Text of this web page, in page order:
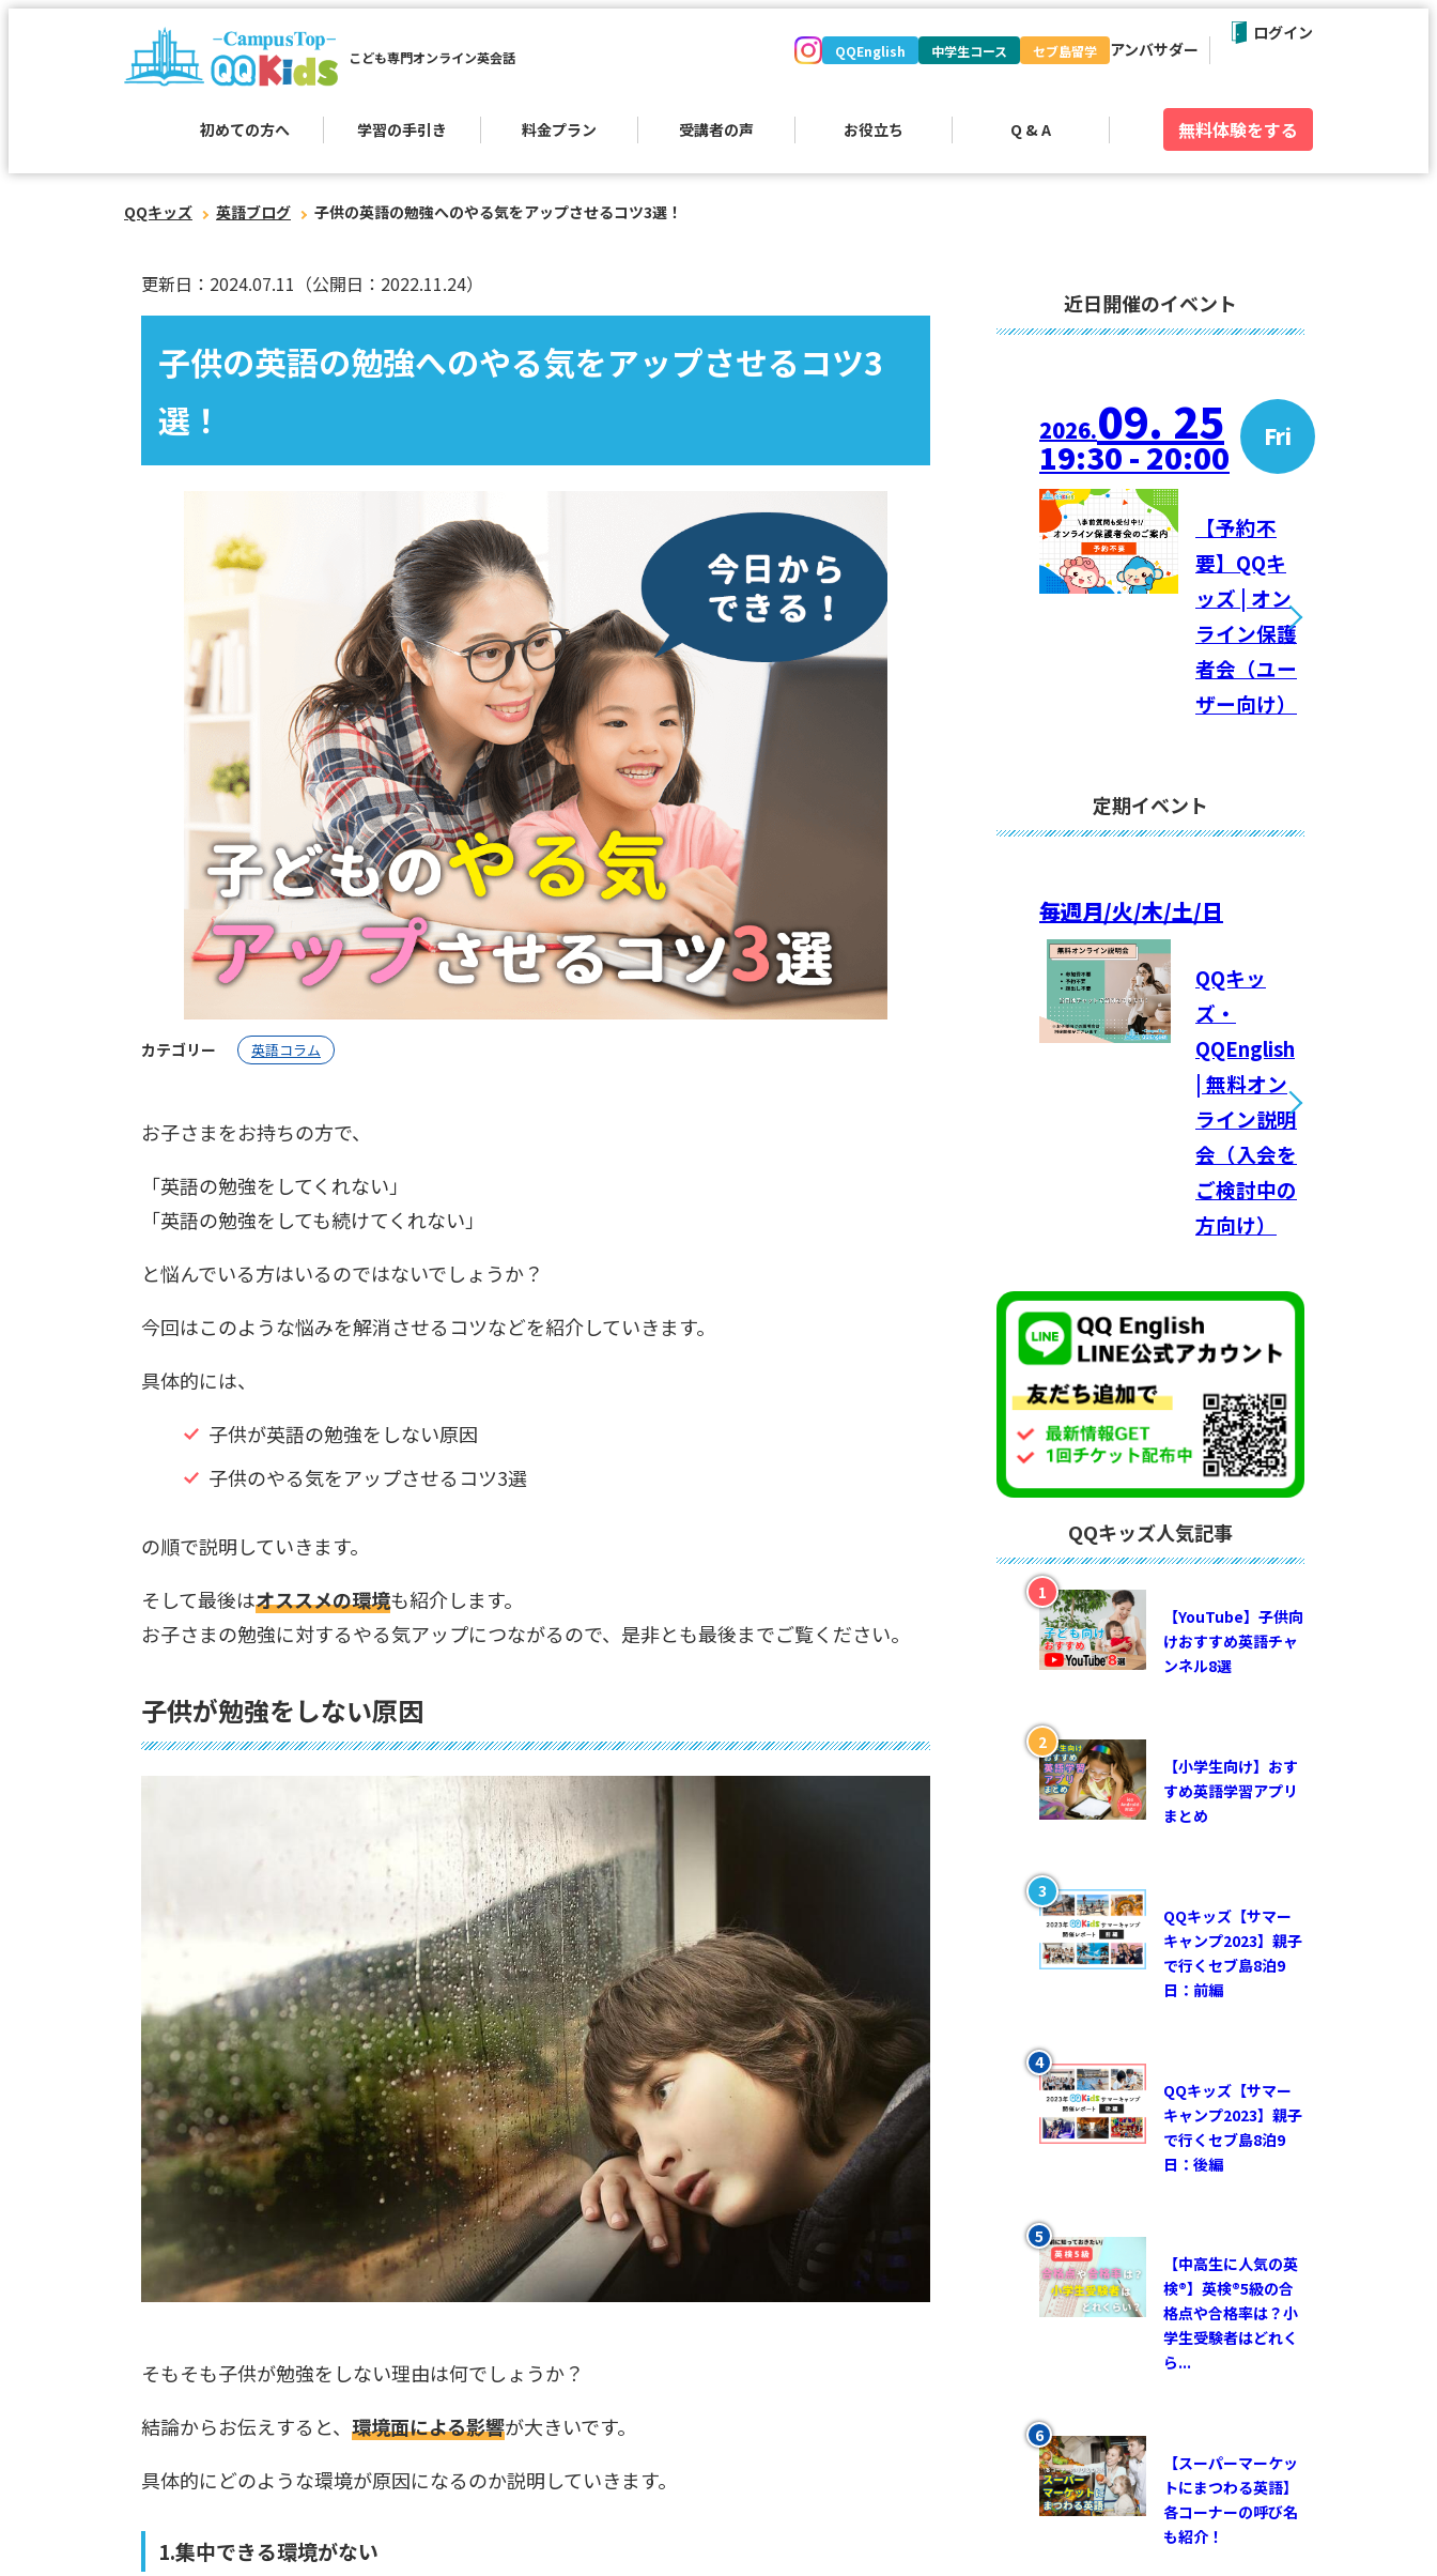
こども専門オンライン英会話
初めての方へ 学習の手引き 料金プラン 受講者の声 お役立ち Q & A
QQEnglish 中学生コース セブ島留学 アンバサダー
無料体験をする
ログイン
QQキッズ 英語ブログ 子供の英語の勉強へのやる気をアップさせるコツ3選！
更新日：2024.07.11 （公開日：2022.11.24）
子供の英語の勉強へのやる気をアップさせるコツ3
選！
カテゴリー 英語コラム
お子さまをお持ちの方で、
「英語の勉強をしてくれない」
「英語の勉強をしても続けてくれない」
と悩んでいる方はいるのではないでしょうか？
今回はこのような悩みを解消させるコツなどを紹介していきます。
具体的には、
子供が英語の勉強をしない原因
子供のやる気をアップさせるコツ3選
の順で説明していきます。
そして最後はオススメの環境も紹介します。
お子さまの勉強に対するやる気アップにつながるので、是非とも最後までご覧ください。
子供が勉強をしない原因
そもそも子供が勉強をしない理由は何でしょうか？
結論からお伝えすると、 環境面による影響が大きいです。
具体的にどのような環境が原因になるのか説明していきます。
1.集中できる環境がない
近日開催のイベント
2026.09. 25 Fri
19:30 - 20:00
【予約不
要】QQキ
ッズ | オン
ライン保護
者会（ユー
ザー向け）
定期イベント
毎週月/火/木/土/日
QQキッ
ズ・
QQEnglish
| 無料オン
ライン説明
会（入会を
ご検討中の
方向け）
QQキッズ人気記事
【YouTube】子供向
けおすすめ英語チャ
ンネル8選
【小学生向け】おす
すめ英語学習アプリ
まとめ
QQキッズ【サマー
キャンプ2023】親子
で行くセブ島8泊9
日：前編
QQキッズ【サマー
キャンプ2023】親子
で行くセブ島8泊9
日：後編
【中高生に人気の英
検®︎】英検®︎5級の合
格点や合格率は？小
学生受験者はどれく
ら...
【スーパーマーケッ
トにまつわる英語】
各コーナーの呼び名
も紹介！